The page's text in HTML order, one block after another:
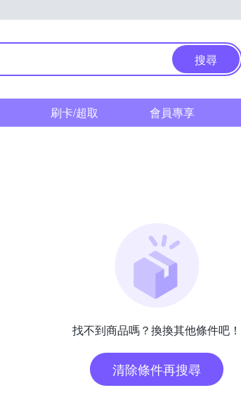
搜尋
刷卡/超取 會員專享
找不到商品嗎？換換其他條件吧！
清除條件再搜尋